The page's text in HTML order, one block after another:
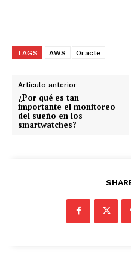
TAGS AWS Oracle
Artículo anterior
¿Por qué es tan
importante el monitoreo
del sueño en los
smartwatches?